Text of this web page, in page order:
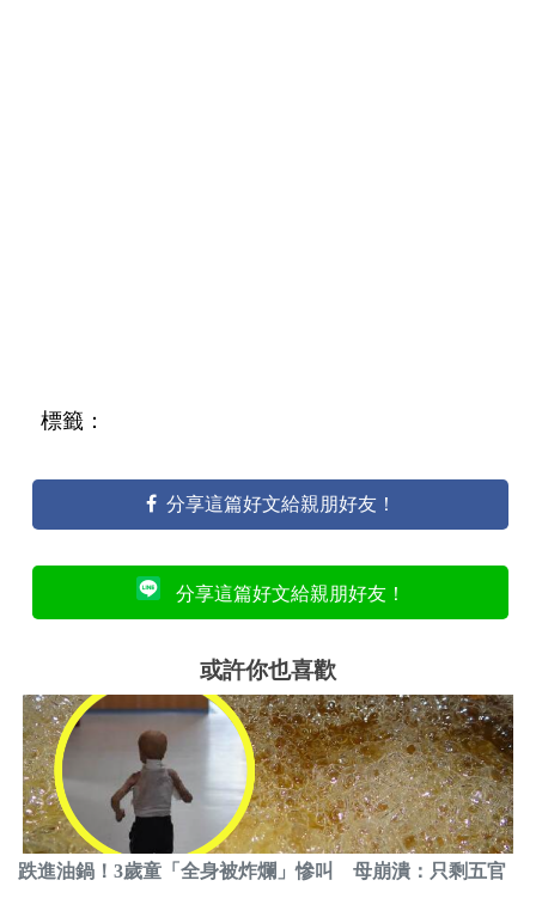
標籤：
分享這篇好文給親朋好友！
分享這篇好文給親朋好友！
或許你也喜歡
跌進油鍋！3歲童「全身被炸爛」慘叫 母崩潰：只剩五官